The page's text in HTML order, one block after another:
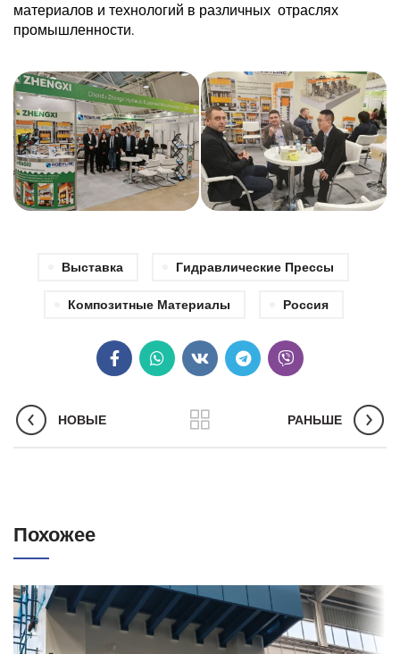
материалов и технологий в различных отраслях
промышленности.
Выставка Гидравлические Прессы
Композитные Материалы Россия
НОВЫЕ РАНЬШЕ
Похожее